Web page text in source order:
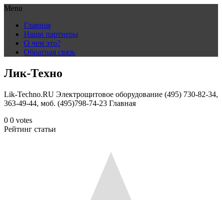
Menu
content
Главная
Наши партнеры
О чем это?
Обратная связь
Лик-Техно
Lik-Techno.RU Электрощитовое оборудование (495) 730-82-34,
363-49-44, моб. (495)798-74-23 Главная
0 0 votes
Рейтинг статьи